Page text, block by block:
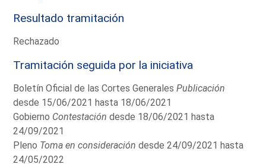
Resultado tramitación
Rechazado
Tramitación seguida por la iniciativa
Boletín Oficial de las Cortes GeneralesPublicación
desde 15/06/2021 hasta 18/06/2021
Gobierno Contestación desde 18/06/2021 hasta
24/09/2021
Pleno Toma en consideración desde 24/09/2021 hasta
24/05/2022